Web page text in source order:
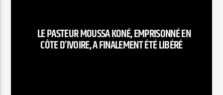
LE PASTEUR MOUSSA KONÉ, EMPRISONNÉ EN
CÔTE D’IVOIRE, A FINALEMENT ÉTÉ LIBÉRÉ